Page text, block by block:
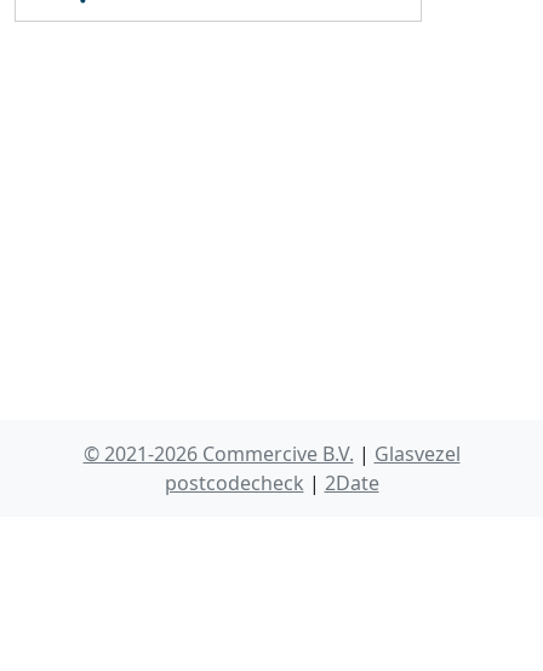
© 2021-2026 Commercive B.V. | Glasvezel
postcodecheck | 2Date